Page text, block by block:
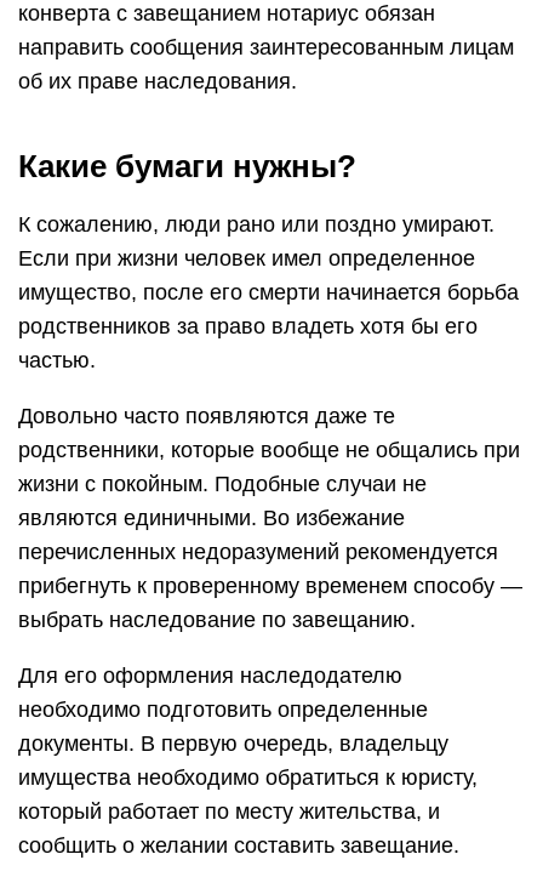
конверта с завещанием нотариус обязан
направить сообщения заинтересованным лицам
об их праве наследования.
Какие бумаги нужны?
К сожалению, люди рано или поздно умирают.
Если при жизни человек имел определенное
имущество, после его смерти начинается борьба
родственников за право владеть хотя бы его
частью.
Довольно часто появляются даже те
родственники, которые вообще не общались при
жизни с покойным. Подобные случаи не
являются единичными. Во избежание
перечисленных недоразумений рекомендуется
прибегнуть к проверенному временем способу —
выбрать наследование по завещанию.
Для его оформления наследодателю
необходимо подготовить определенные
документы. В первую очередь, владельцу
имущества необходимо обратиться к юристу,
который работает по месту жительства, и
сообщить о желании составить завещание.